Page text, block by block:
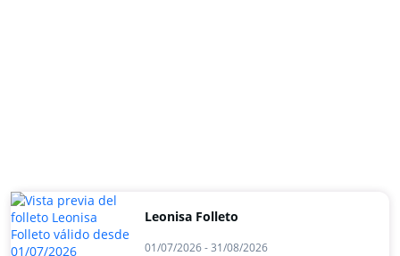
Leonisa Folleto
01/07/2026 - 31/08/2026